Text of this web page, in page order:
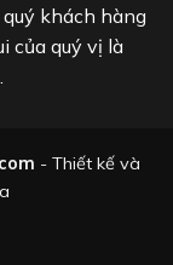
khách hàng
của quý vị là
- Thiết kế và